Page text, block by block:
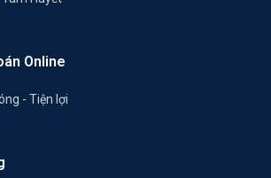
Online
- Tiện lợi